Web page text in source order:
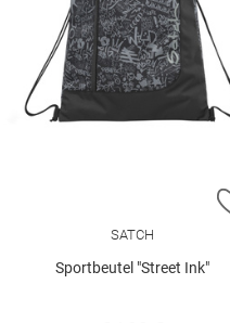
SATCH
Sportbeutel "Street Ink"